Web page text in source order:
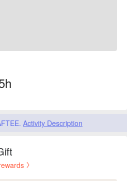
Activity Description